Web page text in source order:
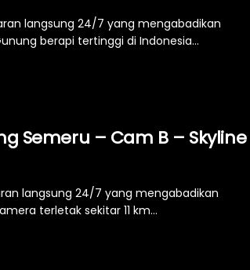
langsung 24/7 yang mengabadikan
berapi tertinggi di Indonesia...
Semeru – Cam B – Skyline
langsung 24/7 yang mengabadikan
terletak sekitar 11 km...